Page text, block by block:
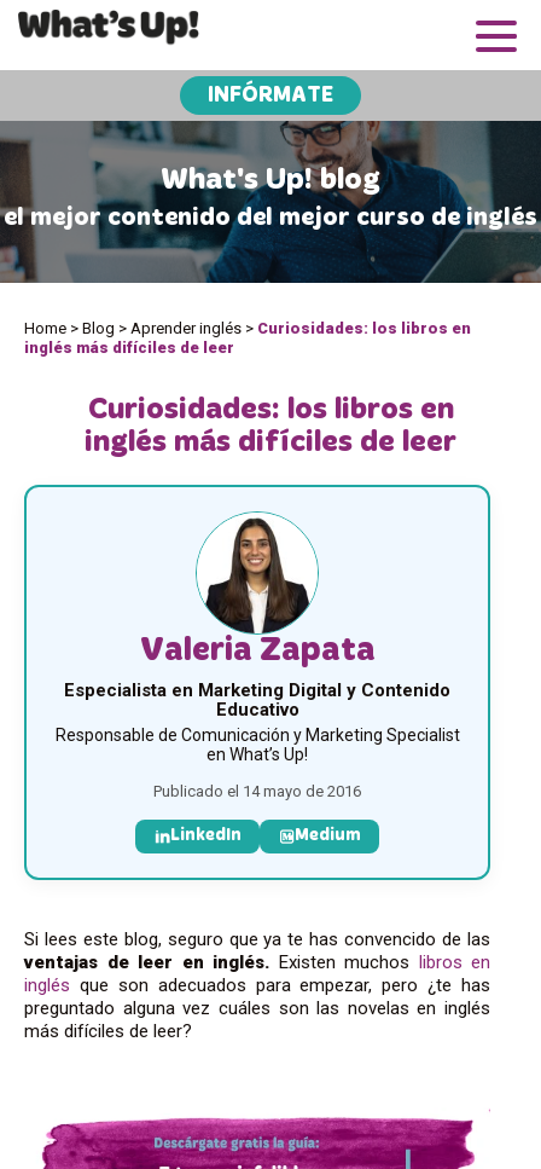
INFÓRMATE
What's Up! blog
el mejor contenido del mejor curso de inglés
Home > Blog > Aprender inglés > Curiosidades: los libros en
inglés más difíciles de leer
Curiosidades: los libros en
inglés más difíciles de leer
Valeria Zapata
Especialista en Marketing Digital y Contenido
Educativo
Responsable de Comunicación y Marketing Specialist
en What’s Up!
Publicado el 14 mayo de 2016
LinkedIn Medium
Si lees este blog, seguro que ya te has convencido de las
ventajas de leer en inglés. Existen muchos libros en
inglés que son adecuados para empezar, pero ¿te has
preguntado alguna vez cuáles son las novelas en inglés
más difíciles de leer?